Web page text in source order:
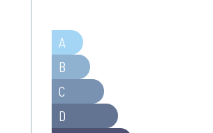
A
B
C
D